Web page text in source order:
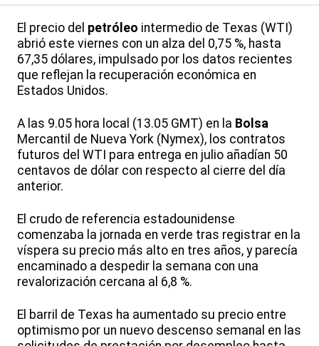
El precio del petróleo intermedio de Texas (WTI)
abrió este viernes con un alza del 0,75 %, hasta
67,35 dólares, impulsado por los datos recientes
que reflejan la recuperación económica en
Estados Unidos.
A las 9.05 hora local (13.05 GMT) en la Bolsa
Mercantil de Nueva York (Nymex), los contratos
futuros del WTI para entrega en julio añadían 50
centavos de dólar con respecto al cierre del día
anterior.
El crudo de referencia estadounidense
comenzaba la jornada en verde tras registrar en la
víspera su precio más alto en tres años, y parecía
encaminado a despedir la semana con una
revalorización cercana al 6,8 %.
El barril de Texas ha aumentado su precio entre
optimismo por un nuevo descenso semanal en las